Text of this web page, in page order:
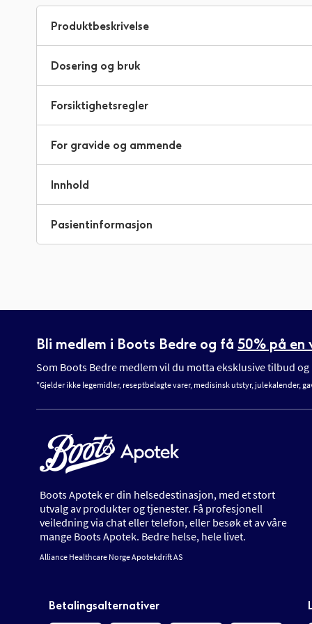
begynnelsen
Produktbeskrivelse
Dosering og bruk
Forsiktighetsregler
For gravide og ammende
Innhold
Pasientinformasjon
Bli medlem i Boots Bedre og få 50% på en
Som Boots Bedre medlem vil du motta eksklusive tilbud
*Gjelder ikke legemidler, reseptbelagte varer, medisinsk utstyr, julekalender,
Boots Apotek er din helsedestinasjon, med et stort
utvalg av produkter og tjenester. Få profesjonell
veiledning via chat eller telefon, eller besøk et av våre
mange Boots Apotek. Bedre helse, hele livet.
Alliance Healthcare Norge Apotekdrift AS
Betalingsalternativer